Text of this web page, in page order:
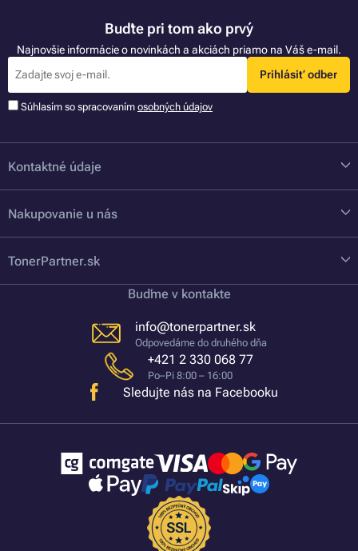
Buďte pri tom ako prvý
Najnovšie informácie o novinkách a akciách priamo na Váš e-mail.
Prihlásiť odber
Súhlasím so spracovaním osobných údajov
Kontaktné údaje
Nakupovanie u nás
TonerPartner.sk
Buďme v kontakte
info@tonerpartner.sk
Odpovedáme do druhého dňa
+421 2 330 068 77
Po–Pi 8:00 – 16:00
Sledujte nás na Facebooku